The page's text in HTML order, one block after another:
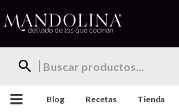
Blog Recetas Tienda